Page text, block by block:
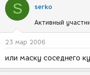
S serko
Активный
23 мар 2006
или маску соседнего